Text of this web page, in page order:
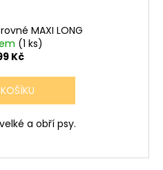
MAXI LONG
(1 ks)
Kč
a obří psy.